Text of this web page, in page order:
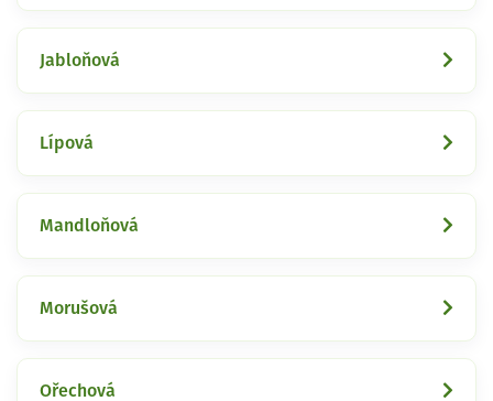
Jabloňová
Lípová
Mandloňová
Morušová
Ořechová